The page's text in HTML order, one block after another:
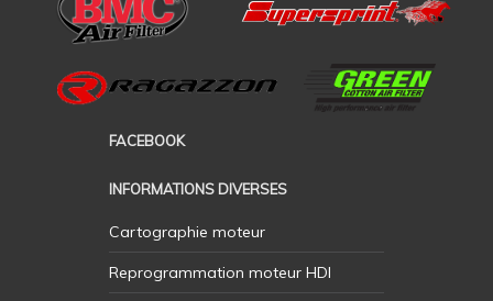
FACEBOOK
INFORMATIONS DIVERSES
Cartographie moteur
Reprogrammation moteur HDI